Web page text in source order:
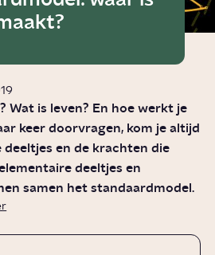
Wat is leven? En hoe werkt je
keer doorvragen, kom je altijd
en de krachten die
deeltjes en
samen het standaardmodel.